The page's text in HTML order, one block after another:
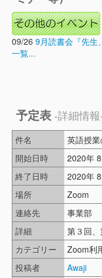
09/26 9月読書会『先生
一覧...
予定表 -詳細情
件名
英語授
開始日時
2020年
終了日時
2020年
場所
Zoom
連絡先
事業部
詳細
第３回
カテゴリー
Zoom利
投稿者
Awaji